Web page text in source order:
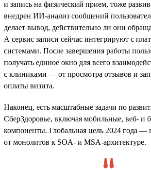
и запись на физический прием, тоже
внедрен ИИ-анализ сообщений
делает вывод, действительно ли они
А сервис записи сейчас интегрируют с
системами. После завершения работы
получать единое окно для всего
с клиниками — от просмотра отзывов и
оплаты визита.
Наконец, есть масштабные задачи по
СберЗдоровье, включая мобильные, веб- и
компоненты. Глобальная цель 2024 года —
от монолитов к SOA- и MSA-архитектуре.